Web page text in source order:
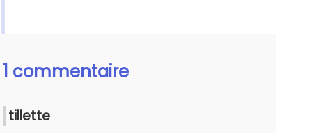
1 commentaire
tillette